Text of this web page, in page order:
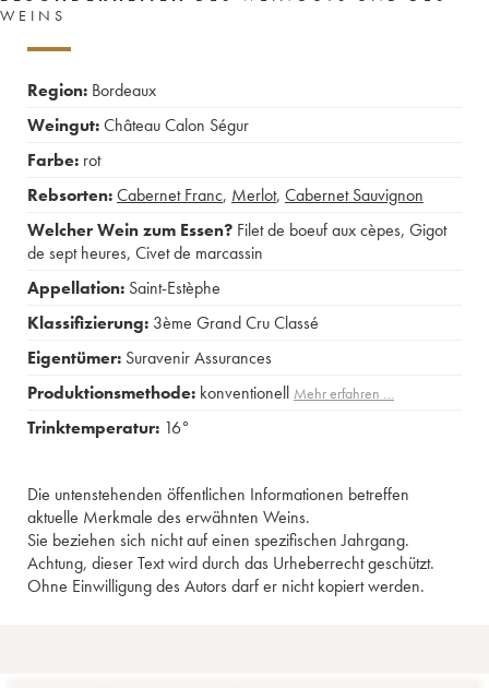
WEINS
Region: Bordeaux
Weingut:Château Calon Ségur
Farbe: rot
Rebsorten:Cabernet Franc, Merlot, Cabernet Sauvignon
Welcher Wein zum Essen? Filet de boeuf aux cèpes, Gigot
de sept heures, Civet de marcassin
Appellation: Saint-Estèphe
Klassifizierung: 3ème Grand Cru Classé
Eigentümer: Suravenir Assurances
Produktionsmethode: konventionell Mehr erfahren …
Trinktemperatur: 16°
Die untenstehenden öffentlichen Informationen betreffen
aktuelle Merkmale des erwähnten Weins.
Sie beziehen sich nicht auf einen spezifischen Jahrgang.
Achtung, dieser Text wird durch das Urheberrecht geschützt.
Ohne Einwilligung des Autors darf er nicht kopiert werden.